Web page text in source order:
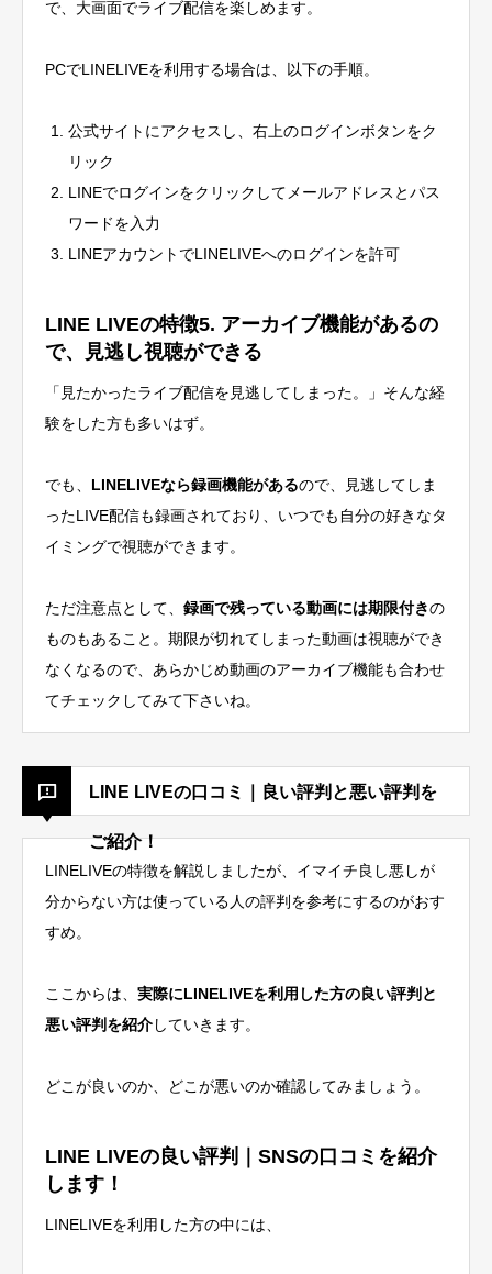
で、大画面でライブ配信を楽しめます。
PCでLINELIVEを利用する場合は、以下の手順。
公式サイトにアクセスし、右上のログインボタンをク
リック
LINEでログインをクリックしてメールアドレスとパス
ワードを入力
LINEアカウントでLINELIVEへのログインを許可
LINE LIVEの特徴5. アーカイブ機能があるの
で、見逃し視聴ができる
「見たかったライブ配信を見逃してしまった。」そんな経
験をした方も多いはず。
でも、 LINELIVEなら録画機能があるので、見逃してしま
ったLIVE配信も録画されており、いつでも自分の好きなタ
イミングで視聴ができます。
ただ注意点として、 録画で残っている動画には期限付きの
ものもあること。期限が切れてしまった動画は視聴ができ
なくなるので、あらかじめ動画のアーカイブ機能も合わせ
てチェックしてみて下さいね。
LINE LIVEの口コミ｜良い評判と悪い評判を
ご紹介！
LINELIVEの特徴を解説しましたが、イマイチ良し悪しが
分からない方は使っている人の評判を参考にするのがおす
すめ。
ここからは、 実際にLINELIVEを利用した方の良い評判と
悪い評判を紹介していきます。
どこが良いのか、どこが悪いのか確認してみましょう。
LINE LIVEの良い評判｜SNSの口コミを紹介
します！
LINELIVEを利用した方の中には、